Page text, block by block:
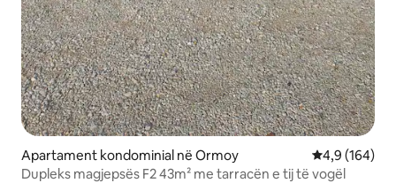
Apartament kondominial në Ormoy Vlerësimi
4,9 (164)
Dupleks magjepsës F2 43m² me tarracën e tij të vogël